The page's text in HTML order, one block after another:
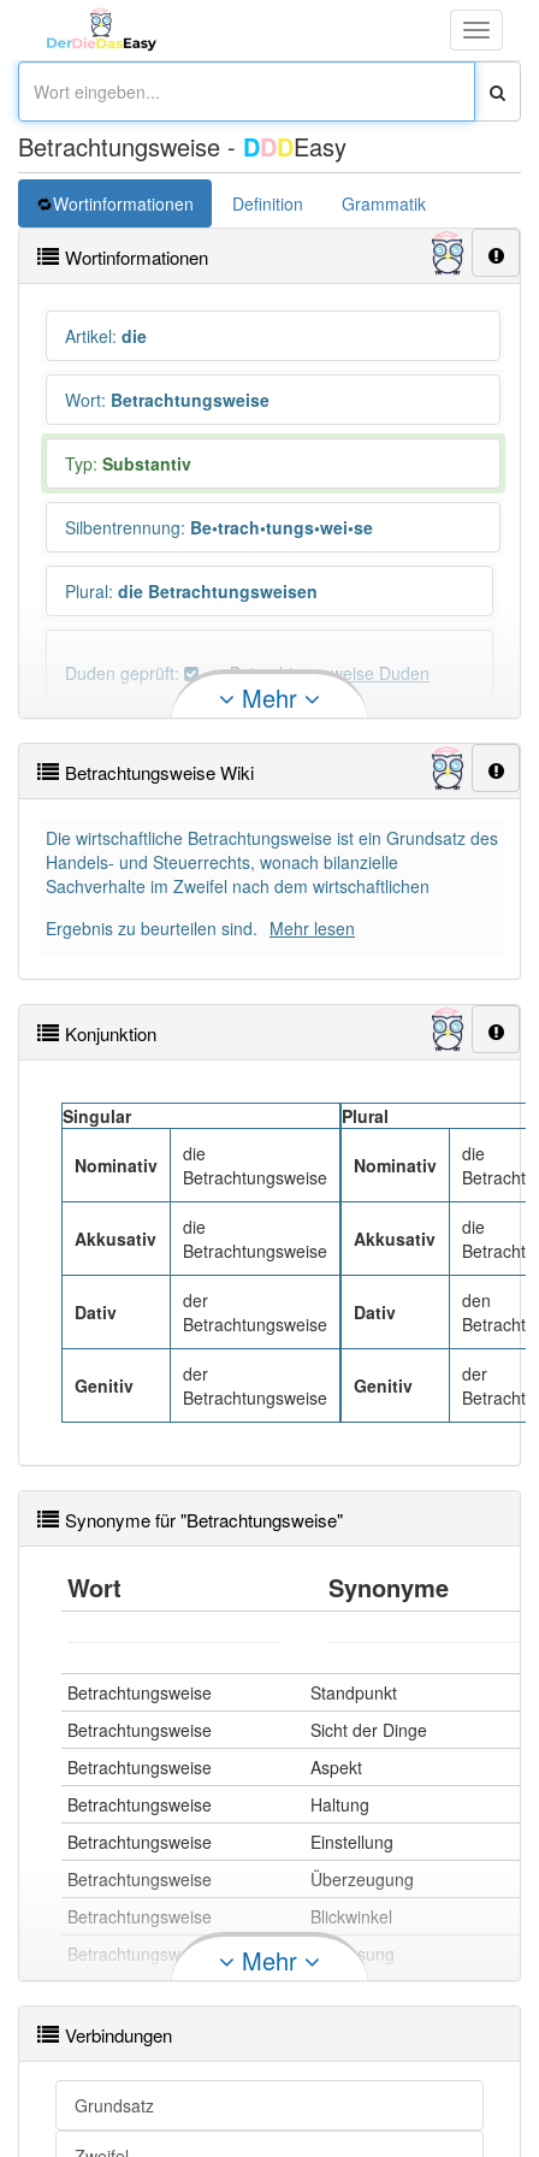
Toggle
Betrachtungsweise - DDDEasy
Wortinformationen Definition Grammatik
Wortinformationen
Artikel: die
Wort: Betrachtungsweise
Typ: Substantiv
Silbentrennung: Be•trach•tungs•wei•se
Plural: die Betrachtungsweisen
Duden geprüft: Betrachtungsweise Duden
×
Wörter, die mit "-weise" enden, haben fast immer
DER:0
DIE:78
DAS:
PowerIndex:3
Häufigkeit: 4 von 10
Wörter mit Endung-betrachtungsweise: 1
-betrachtungsweise
einem anderen Artikel
98% unserer Spielapp-Nutzer haben den Artikel
korrekt erraten.
Mehr
Betrachtungsweise Wiki
Die wirtschaftliche Betrachtungsweise ist ein Grundsatz des
Handels- und Steuerrechts, wonach bilanzielle
Sachverhalte im Zweifel nach dem wirtschaftlichen
Ergebnis zu beurteilen sind. Mehr lesen
Konjunktion
Singular
Nominativ
die
Betrachtungsweise
Akkusativ
die
Betrachtungsweise
Dativ
der
Betrachtungsweise
Genitiv
der
Betrachtungsweise
Plural
Nominativ
die
Akkusativ
die
Dativ
den
Genitiv
der
Synonyme für "Betrachtungsweise"
Wort Synonyme
Betrachtungsweise
Standpunkt
Betrachtungsweise
Sicht der Dinge
Betrachtungsweise
Aspekt
Betrachtungsweise
Haltung
Betrachtungsweise
Einstellung
Betrachtungsweise
Überzeugung
Betrachtungsweise
Blickwinkel
Betrachtungsweise
Auffassung
Betrachtungsweise
Betrachtungsweise
Anschauung
Betrachtungsweise
Mehr
Verbindungen
Grundsatz